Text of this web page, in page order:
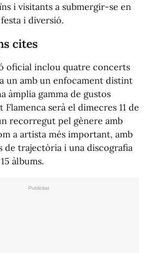
i visitants a submergir-se en
i diversió.
cites
oficial inclou quatre concerts
un amb un enfocament distint
àmplia gamma de gustos
Flamenca serà el dimecres 11 de
recorregut pel gènere amb
a artista més important, amb
de trajectòria i una discografia
àlbums.